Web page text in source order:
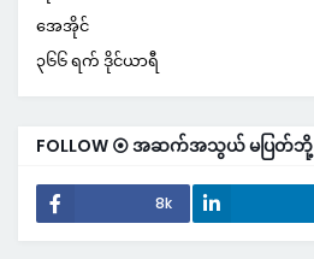
အေအိုင်
၃၆၆ ရက် ဒိုင်ယာရီ
FOLLOW ⦿ အဆက်အသွယ် မပြတ်ဘို့
8k